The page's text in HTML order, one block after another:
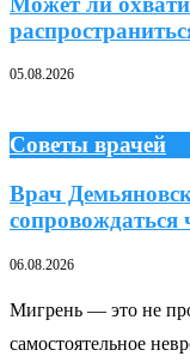
05.08.2026
Советы врачей
Врач
сопровождаться
06.08.2026
Мигрень — это не
самостоятельное